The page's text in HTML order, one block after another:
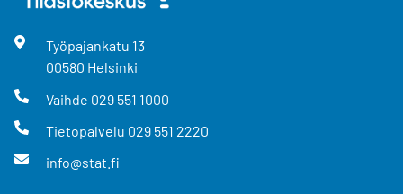
Työpajankatu 13
00580 Helsinki
Vaihde 029 551 1000
Tietopalvelu 029 551 2220
info@stat.fi